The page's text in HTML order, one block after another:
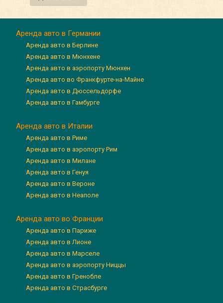
Аренда авто в Германии
Аренда авто в Берлине
Аренда авто в Мюнхене
Аренда авто в аэропорту Мюнхен
Аренда авто во Франкфурте-на-Майне
Аренда авто в Дюссельдорфе
Аренда авто в Гамбурге
Аренда авто в Италии
Аренда авто в Риме
Аренда авто в аэропорту Рим
Аренда авто в Милане
Аренда авто в Генуя
Аренда авто в Вероне
Аренда авто в Неаполе
Аренда авто во Франции
Аренда авто в Париже
Аренда авто в Лионе
Аренда авто в Марселе
Аренда авто в аэропорту Ниццы
Аренда авто в Гренобле
Аренда авто в Страсбурге